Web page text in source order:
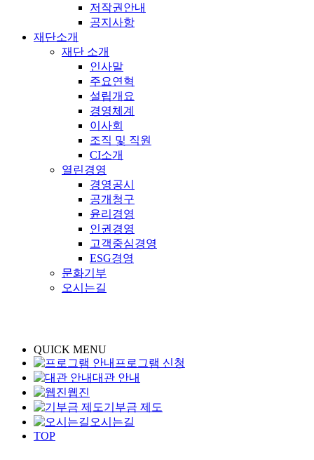
저작권안내
공지사항
재단소개
재단 소개
인사말
주요연혁
설립개요
경영체계
이사회
조직 및 직원
CI소개
열린경영
경영공시
공개청구
윤리경영
인권경영
고객중심경영
ESG경영
문화기부
오시는길
QUICK MENU
프로그램 신청
대관 안내
웹진
기부금 제도
오시는길
TOP